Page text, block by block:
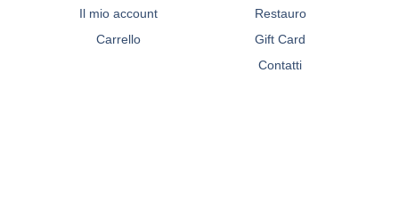
Restauro
Gift Card
Contatti
Il mio account
Carrello